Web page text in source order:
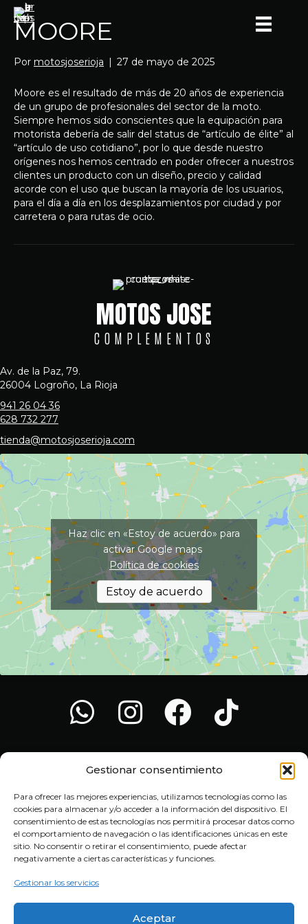
Gestionar consentimiento
Para ofrecer las mejores experiencias, utilizamos tecnologías como las
cookies para almacenar y/o acceder a la información del dispositivo. El
consentimiento de estas tecnologías nos permitirá procesar datos como
el comportamiento de navegación o las identificaciones únicas en este
sitio. No consentir o retirar el consentimiento, puede afectar
negativamente a ciertas características y funciones.
Gestionar los servicios
Aceptar
MOORE
Por motosjoserioja | 27 de mayo de 2025
Moore es el resultado de más de 20 años de experiencia
de un grupo de profesionales del sector de la moto.
Siempre hemos sido conscientes que la equipación para
motorista debería de salir del status de “artículo de élite” al
“artículo de uso cotidiano”, por lo que desde nuestro
orígenes nos hemos centrado en poder ofrecer a nuestros
clientes un producto con un diseño, precio y calidad
acorde con el uso que buscan la mayoría de los usuarios,
para el día a día en los desplazamientos por ciudad y por
carretera o para rutas de ocio.
MOTOS JOSE
COMPLEMENTOS
Av. de la Paz, 79.
26004 Logroño, La Rioja
941 26 04 36
628 732 277
tienda@motosjoserioja.com
Haz clic en «Estoy de acuerdo» para
activar Google maps
Política de cookies
Estoy de acuerdo
HORARIO
Sábados: 10:00–14:00h
MES DE AGOSTO: Sábados cerrado.
© 2025 MOTOS JOSE COMPLEMENTOS RIOJA.
Todos los derechos reservados. Venta de complementos de
moto.